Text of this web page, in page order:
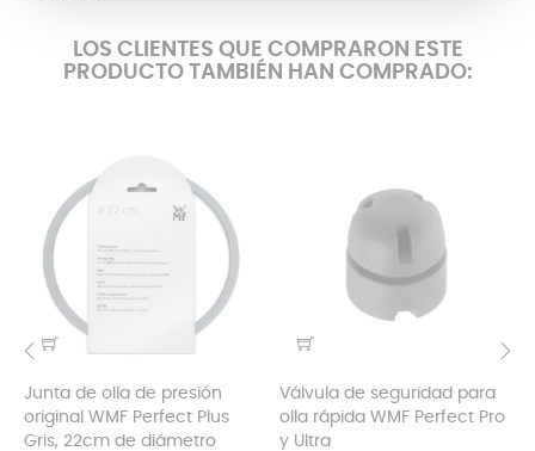
LOS CLIENTES QUE COMPRARON ESTE
PRODUCTO TAMBIÉN HAN COMPRADO:
Junta de olla de presión
original WMF Perfect Plus
Gris, 22cm de diámetro
Válvula de seguridad para
olla rápida WMF Perfect Pro
y Ultra
‹